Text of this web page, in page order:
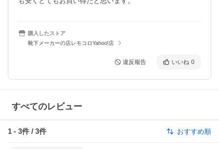
購入したストア
靴下メーカーの店レモコロYahoo!店
違反報告 いいね 0
すべてのレビュー
1 - 3件 / 3件 おすすめ順